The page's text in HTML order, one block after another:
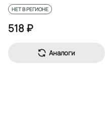
НЕТ В РЕГИОНЕ
518 ₽
Аналоги